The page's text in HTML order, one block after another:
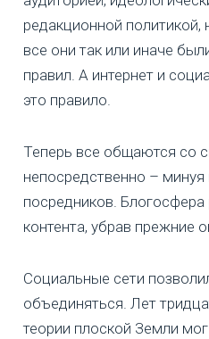
редакционной
все они так или иначе
правил. А интернет и
это правило.
Теперь все общаются со
непосредственно –
посредников.
контента, убрав прежние
Социальные сети
объединяться. Лет
теории плоской Земли